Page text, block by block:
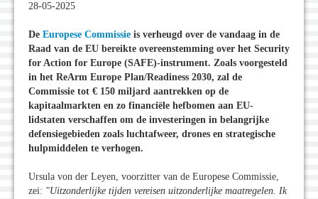
28-05-2025
De Europese Commissie is verheugd over de vandaag in de
Raad van de EU bereikte overeenstemming over het Security
for Action for Europe (SAFE)-instrument. Zoals voorgesteld
in het ReArm Europe Plan/Readiness 2030, zal de
Commissie tot € 150 miljard aantrekken op de
kapitaalmarkten en zo financiële hefbomen aan EU-
lidstaten verschaffen om de investeringen in belangrijke
defensiegebieden zoals luchtafweer, drones en strategische
hulpmiddelen te verhogen.
Ursula von der Leyen, voorzitter van de Europese Commissie,
zei: "Uitzonderlijke tijden vereisen uitzonderlijke maatregelen. Ik